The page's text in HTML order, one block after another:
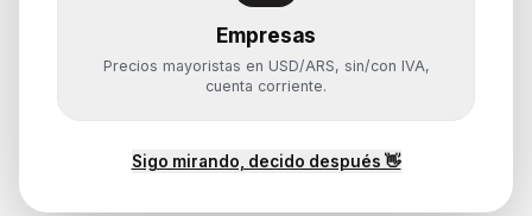
Empresas
Precios mayoristas en USD/ARS, sin/con IVA,
cuenta corriente.
Sigo mirando, decido después 👋
Ayuda
Mis pedidos
¿Cómo querés comprar?